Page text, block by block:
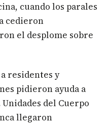
cuando los parales
cedieron
el desplome sobre
residentes y
pidieron ayuda a
del Cuerpo
llegaron